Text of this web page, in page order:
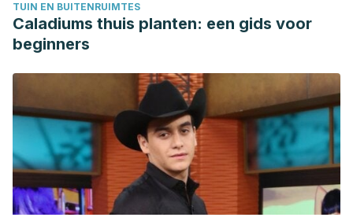
Muscle Soreness. Sports (Basel). 2016 Mar 7;4(1):18.
Hosseini SM, Fekrazad R, Malekzadeh H, Farzadinia P,
honey, milk and combination of honey-milk on experimental
induced second-degree burns of Rabit. J Family Med Prim
Care. 2020 Feb 28;9(2):915-920.
Juhl CR, Bergholdt HKM, Miller IM, Jemec GBE, Kanters JK,
Ellervik C. Dairy Intake and Acne Vulgaris: A Systematic
Review and Meta-Analysis of 78,529 Children,
Adolescents, and Young Adults. Nutrients. 2018 Aug
TUIN EN BUITENRUIMTES
Caladiums thuis planten: een gids voor
beginners